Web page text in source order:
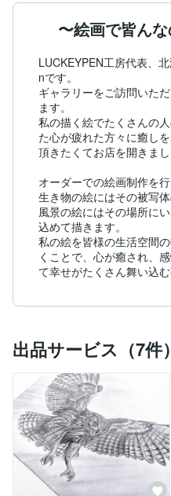
〜絵画で皆ん
LUCKEYPEN工房代表、
nです。
ギャラリーをご訪問いた
ます。
私の描く絵でたくさんの
た心が疲れた方々に癒し
頂きたくてお店を開きまし
オーダーでの絵画制作を行
生き物の絵にはその被写体
風景の絵にはその場所に
込めて描きます。
私の絵を皆様の生活空間
くことで、心が癒され、
て幸せがたくさん舞い込
出品サービス（7件）